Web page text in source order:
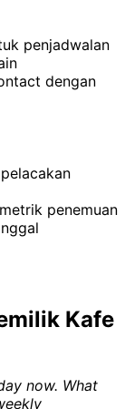
penjadwalan
dengan
penemuan
Kafe
now. What